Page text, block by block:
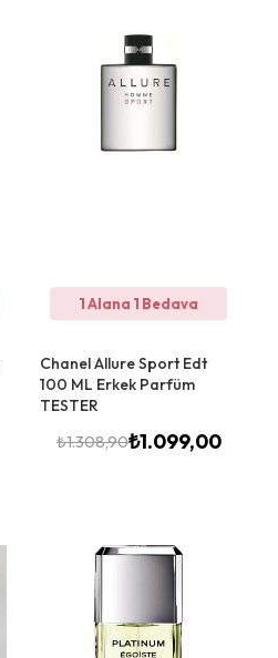
1 Alana 1 Bedava
Chanel Allure Sport Edt
100 ML Erkek Parfüm
TESTER
₺1.308,90₺1.099,00